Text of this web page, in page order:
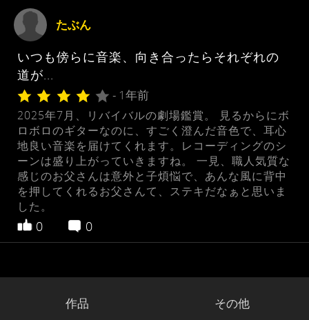
たぶん
いつも傍らに音楽、向き合ったらそれぞれの
道が...
- 1年前
2025年7月、リバイバルの劇場鑑賞。 見るからにボ
ロボロのギターなのに、すごく澄んだ音色で、耳心
地良い音楽を届けてくれます。レコーディングのシ
ーンは盛り上がっていきますね。 一見、職人気質な
感じのお父さんは意外と子煩悩で、あんな風に背中
を押してくれるお父さんて、ステキだなぁと思いま
した。
0 0
作品 その他